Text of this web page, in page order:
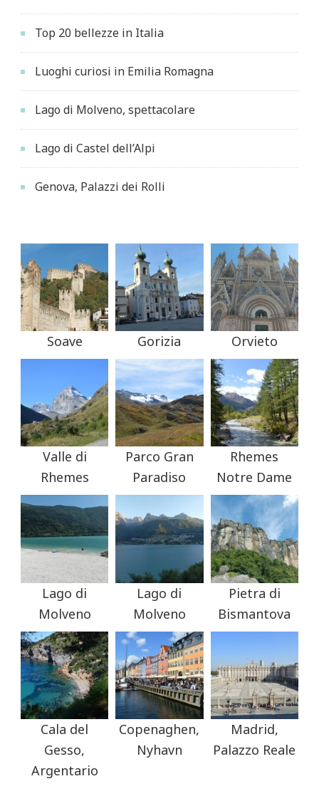
Top 20 bellezze in Italia
Luoghi curiosi in Emilia Romagna
Lago di Molveno, spettacolare
Lago di Castel dell’Alpi
Genova, Palazzi dei Rolli
Soave Gorizia Orvieto
Valle di
Rhemes
Parco Gran
Paradiso
Rhemes
Notre Dame
Lago di
Molveno
Lago di
Molveno
Pietra di
Bismantova
Cala del
Gesso,
Argentario
Copenaghen,
Nyhavn
Madrid,
Palazzo Reale